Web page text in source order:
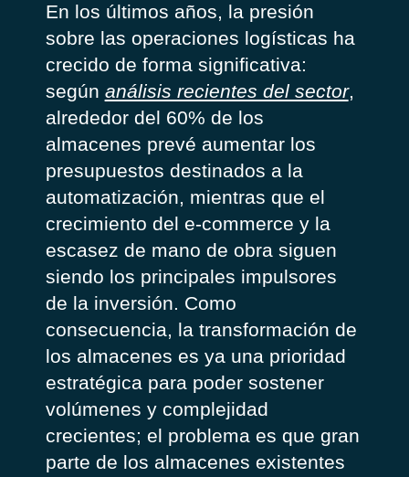
En los últimos años, la presión
sobre las operaciones logísticas ha
crecido de forma significativa:
según análisis recientes del sector,
alrededor del 60% de los
almacenes prevé aumentar los
presupuestos destinados a la
automatización, mientras que el
crecimiento del e-commerce y la
escasez de mano de obra siguen
siendo los principales impulsores
de la inversión. Como
consecuencia, la transformación de
los almacenes es ya una prioridad
estratégica para poder sostener
volúmenes y complejidad
crecientes; el problema es que gran
parte de los almacenes existentes